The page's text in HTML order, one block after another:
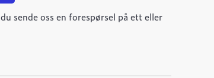
sende oss en forespørsel på ett eller